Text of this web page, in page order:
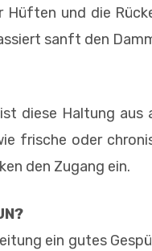
Hüften und die
sanft den
diese Haltung
frische oder
den Zugang ein.
ein gutes